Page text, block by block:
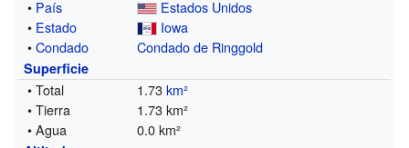
• País
Estados Unidos
• Estado
Iowa
•Condado Condado de Ringgold
Superficie
• Total 1.73km²
• Tierra
1.73 km²
• Agua
0.0 km²